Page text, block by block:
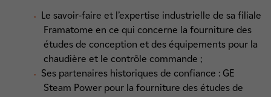
Le savoir-faire et l’expertise industrielle de sa filiale
Framatome en ce qui concerne la fourniture des
études de conception et des équipements pour la
chaudière et le contrôle commande ;
Ses partenaires historiques de confiance : GE
Steam Power pour la fourniture des études de